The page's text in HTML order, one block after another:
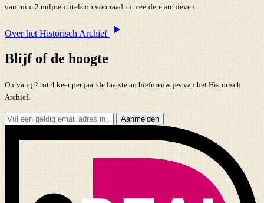
van ruim 2 miljoen titels op voorraad in meerdere archieven.
Over het Historisch Archief
Blijf of de hoogte
Ontvang 2 tot 4 keer per jaar de laatste archiefnieuwtjes van het Historisch
Archief.
Aanmelden